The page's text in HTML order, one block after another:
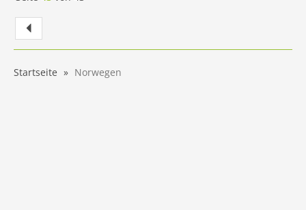
Startseite Norwegen